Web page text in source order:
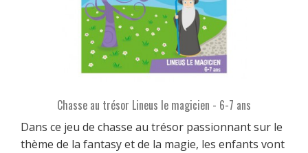
Chasse au trésor Lineus le magicien - 6-7 ans
Dans ce jeu de chasse au trésor passionnant sur le
thème de la fantasy et de la magie, les enfants vont